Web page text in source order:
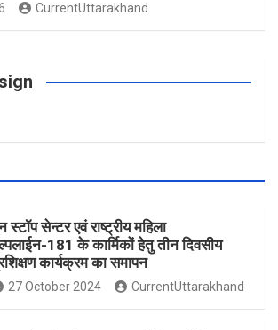
a s
CurrentUttarakhand
स्टॉप सेन्टर एवं राष्ट्रीय महिला
181 के कार्मिकों हेतु तीन दिवसीय
कार्यक्रम का समापन
27 October 2024 CurrentUttarakhand